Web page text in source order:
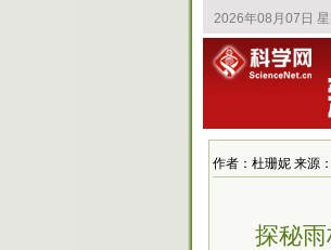
作者：杜珊妮 来源
探秘